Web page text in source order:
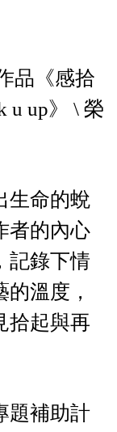
品《感拾
u up》 \ 榮
生命的蛻
者的內心
記錄下情
溫度，
拾起與再
題補助計